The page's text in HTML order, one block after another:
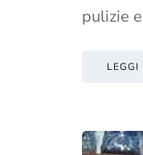
pulizie
LEGGI